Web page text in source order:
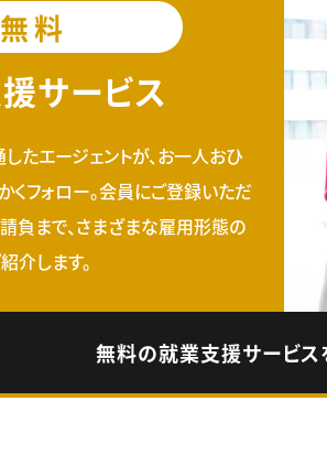
無料
サービス
たエージェントが、お一人おひ
くフォロー。会員にご登録いただ
負まで、さまざまな雇用形態の
介します。
無料の就業支援サービス